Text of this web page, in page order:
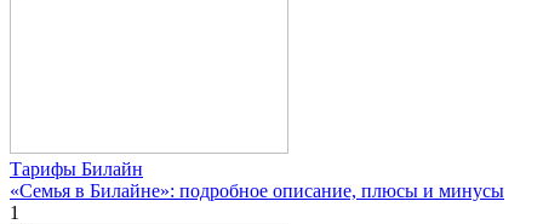
Тарифы Билайн
«Семья в Билайне»: подробное описание, плюсы и минусы
1